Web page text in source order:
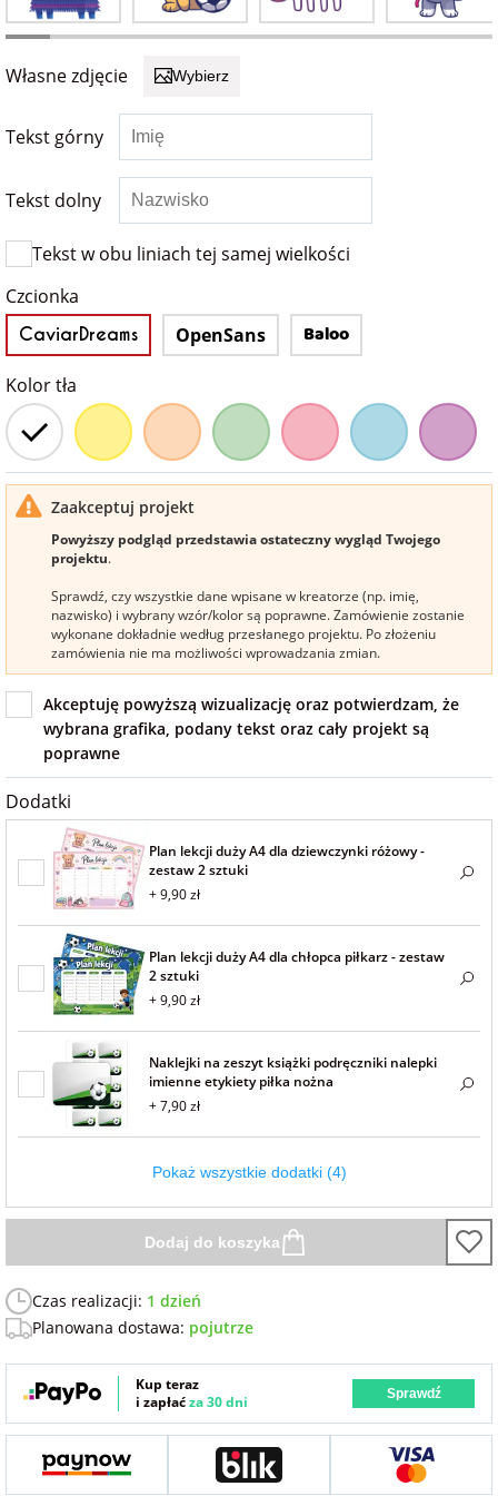
Fotoksiążki
Dodatki i
opakowania
na Dzień
Chłopaka
na Dzień Kobiet
na walentynki
na mikołajki
na prezent
świąteczny
na Dzień Babci i
Dziadka
na Wielkanoc
na wieczór
panieński
kawalerski
dla przyjaciółki
dla przyjaciela
Własne zdjęcie Wybierz
Tekst górny
Tekst dolny
Tekst w obu liniach tej samej wielkości
Czcionka
CaviarDreams OpenSans Baloo
Kolor tła
Zaakceptuj projekt
Powyższy podgląd przedstawia ostateczny wygląd Twojego
projektu.
Sprawdź, czy wszystkie dane wpisane w kreatorze (np. imię,
nazwisko) i wybrany wzór/kolor są poprawne. Zamówienie zostanie
wykonane dokładnie według przesłanego projektu. Po złożeniu
zamówienia nie ma możliwości wprowadzania zmian.
Akceptuję powyższą wizualizację oraz potwierdzam, że
wybrana grafika, podany tekst oraz cały projekt są
poprawne
Dodatki
Plan lekcji duży A4 dla dziewczynki różowy -
zestaw 2 sztuki
+ 9,90 zł
Plan lekcji duży A4 dla chłopca piłkarz - zestaw
2 sztuki
+ 9,90 zł
Naklejki na zeszyt książki podręczniki nalepki
imienne etykiety piłka nożna
+ 7,90 zł
Pokaż wszystkie dodatki (4)
Dodaj do koszyka
Czas realizacji: 1 dzień
Planowana dostawa: pojutrze
Kup teraz
i zapłaćza 30 dni Sprawdź